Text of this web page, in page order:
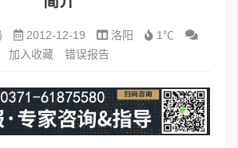
2012-12-19 洛阳
1℃
加入收藏
错误报告